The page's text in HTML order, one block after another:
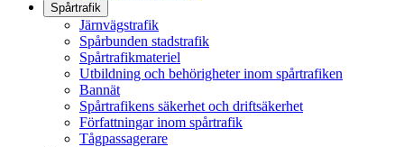
Spårtrafik
Järnvägstrafik
Spårbunden stadstrafik
Spårtrafikmateriel
Utbildning och behörigheter inom spårtrafiken
Bannät
Spårtrafikens säkerhet och driftsäkerhet
Författningar inom spårtrafik
Tågpassagerare